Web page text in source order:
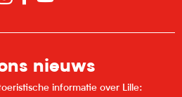
nieuws
informatie over Lille: